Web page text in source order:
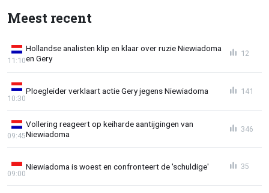
Meest recent
Hollandse analisten klip en klaar over ruzie Niewiadoma
en Gery
11:10
12
Ploegleider verklaart actie Gery jegens Niewiadoma
10:30
141
Vollering reageert op keiharde aantijgingen van
Niewiadoma
09:45
346
Niewiadoma is woest en confronteert de 'schuldige'
09:00
35